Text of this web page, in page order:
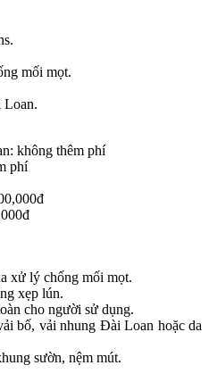
mối mọt.
Loan.
không thêm phí
phí
xử lý chống mối mọt.
xẹp lún.
cho người sử dụng.
bố, vải nhung Đài Loan hoặc da
sườn, nệm mút.